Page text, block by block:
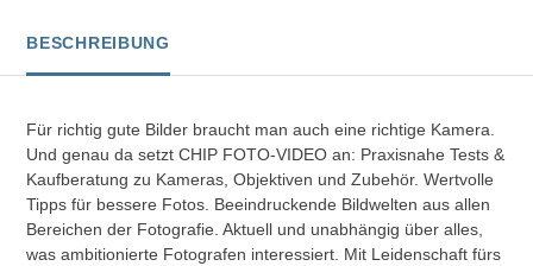
BESCHREIBUNG
Für richtig gute Bilder braucht man auch eine richtige Kamera.
Und genau da setzt CHIP FOTO-VIDEO an: Praxisnahe Tests &
Kaufberatung zu Kameras, Objektiven und Zubehör. Wertvolle
Tipps für bessere Fotos. Beeindruckende Bildwelten aus allen
Bereichen der Fotografie. Aktuell und unabhängig über alles,
was ambitionierte Fotografen interessiert. Mit Leidenschaft fürs